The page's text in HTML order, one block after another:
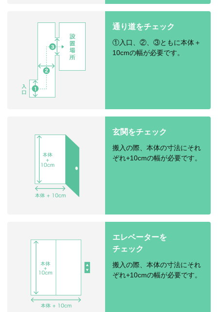
通り道をチェック
①入口、②、③ともに本体＋
10cmの幅が必要です。
玄関をチェック
搬入の際、本体の寸法にそれ
ぞれ+10cmの幅が必要です。
エレベーターを
チェック
搬入の際、本体の寸法にそれ
ぞれ+10cmの幅が必要です。